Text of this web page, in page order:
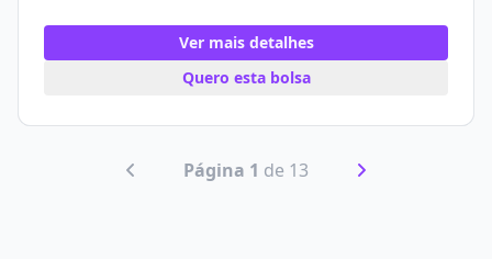
Ver mais detalhes
Quero esta bolsa
Página 1 de 13